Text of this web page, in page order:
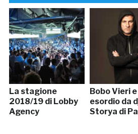
La stagione
2018/19 di Lobby
Agency
Bobo Vieri
esordio da
Storya di